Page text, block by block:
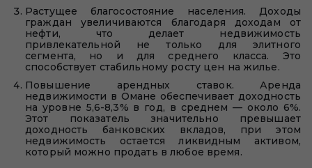
Растущее благосостояние населения. Доходы
граждан увеличиваются благодаря доходам от
нефти, что делает недвижимость
привлекательной не только для элитного
сегмента, но и для среднего класса. Это
способствует стабильному росту цен на жилье.
Повышение арендных ставок. Аренда
недвижимости в Омане обеспечивает доходность
на уровне 5,6-8,3% в год, в среднем — около 6%.
Этот показатель значительно превышает
доходность банковских вкладов, при этом
недвижимость остается ликвидным активом,
который можно продать в любое время.